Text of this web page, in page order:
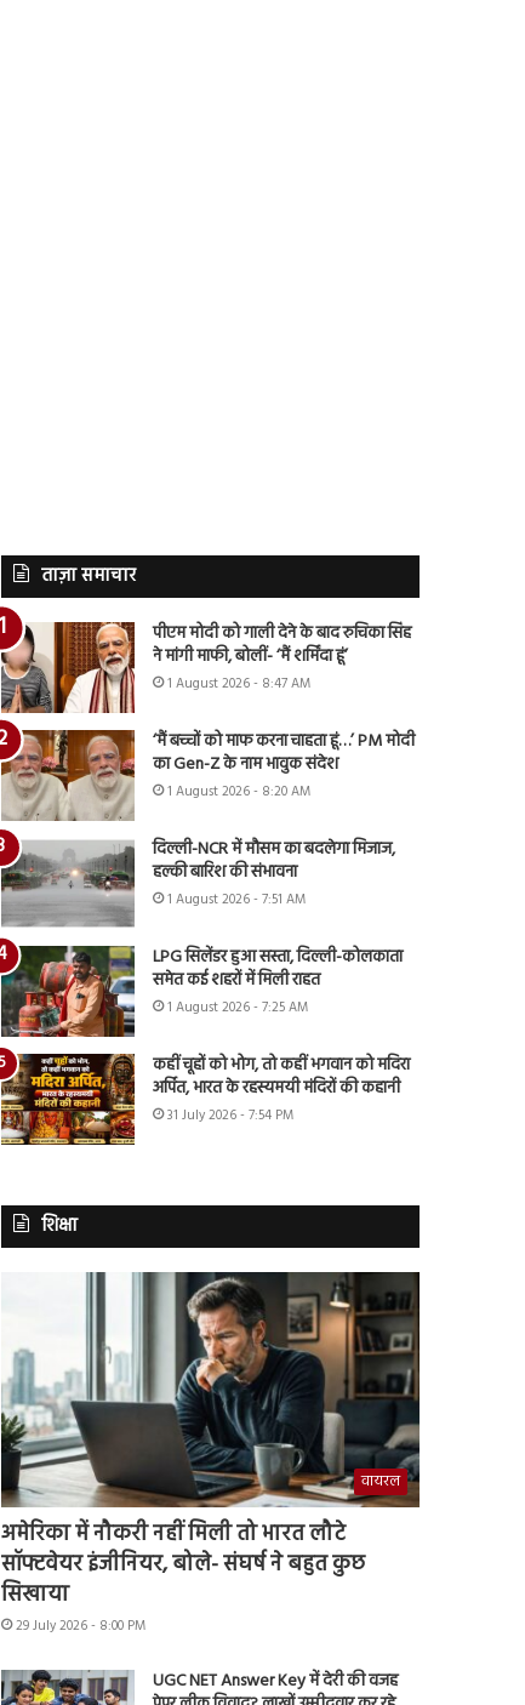
ताज़ा समाचार
पीएम मोदी को गाली देने के बाद रुचिका सिंह
ने मांगी माफी, बोलीं- ‘मैं शर्मिंदा हूं’
1 August 2026 - 8:47 AM
‘मैं बच्चों को माफ करना चाहता हूं…’ PM मोदी
का Gen-Z के नाम भावुक संदेश
1 August 2026 - 8:20 AM
दिल्ली-NCR में मौसम का बदलेगा मिजाज,
हल्की बारिश की संभावना
1 August 2026 - 7:51 AM
LPG सिलेंडर हुआ सस्ता, दिल्ली-कोलकाता
समेत कई शहरों में मिली राहत
1 August 2026 - 7:25 AM
कहीं चूहों को भोग, तो कहीं भगवान को मदिरा
अर्पित, भारत के रहस्यमयी मंदिरों की कहानी
31 July 2026 - 7:54 PM
शिक्षा
वायरल
अमेरिका में नौकरी नहीं मिली तो भारत लौटे
सॉफ्टवेयर इंजीनियर, बोले- संघर्ष ने बहुत कुछ
सिखाया
29 July 2026 - 8:00 PM
UGC NET Answer Key में देरी की वजह